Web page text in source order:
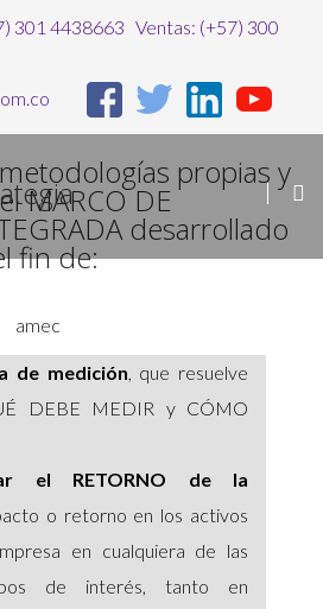
301 4438663 Ventas: (+57) 300
propias y
MARCO DE
desarrollado
fin de:
de medición, que resuelve
DEBE MEDIR y CÓMO
el RETORNO de la
o retorno en los activos
en cualquiera de las
de interés, tanto en